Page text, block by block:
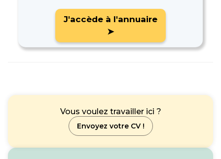
J'accède à l'annuaire
➤
Vous voulez travailler ici ?
Envoyez votre CV !